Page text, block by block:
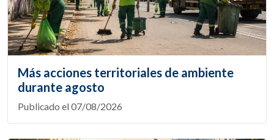
Más acciones territoriales de ambiente
durante agosto
Publicado el 07/08/2026